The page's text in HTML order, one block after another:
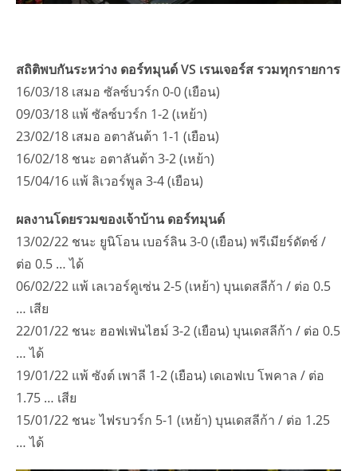
สถิติพบกันระหว่าง ดอร์ทมุนด์ VS เรนเจอร์ส รวมทุกรายการ
16/03/18 เสมอ ซัลซ์บวร์ก 0-0 (เยือน)
09/03/18 แพ้ ซัลซ์บวร์ก 1-2 (เหย้า)
23/02/18 เสมอ อตาลันต้า 1-1 (เยือน)
16/02/18 ชนะ อตาลันต้า 3-2 (เหย้า)
15/04/16 แพ้ ลิเวอร์พูล 3-4 (เยือน)
ผลงานโดยรวมของเจ้าบ้าน ดอร์ทมุนด์
13/02/22 ชนะ ยูนิโอน เบอร์ลิน 3-0 (เยือน) พรีเมียร์ดัตช์ /
ต่อ 0.5 … ได้
06/02/22 แพ้ เลเวอร์คูเซ่น 2-5 (เหย้า) บุนเดสลีก้า / ต่อ 0.5
… เสีย
22/01/22 ชนะ ฮอฟเฟ่นไฮม์ 3-2 (เยือน) บุนเดสลีก้า / ต่อ 0.5
… ได้
19/01/22 แพ้ ซังต์ เพาลี 1-2 (เยือน) เดเอฟเบ โพคาล / ต่อ
1.75 … เสีย
15/01/22 ชนะ ไฟรบวร์ก 5-1 (เหย้า) บุนเดสลีก้า / ต่อ 1.25
… ได้